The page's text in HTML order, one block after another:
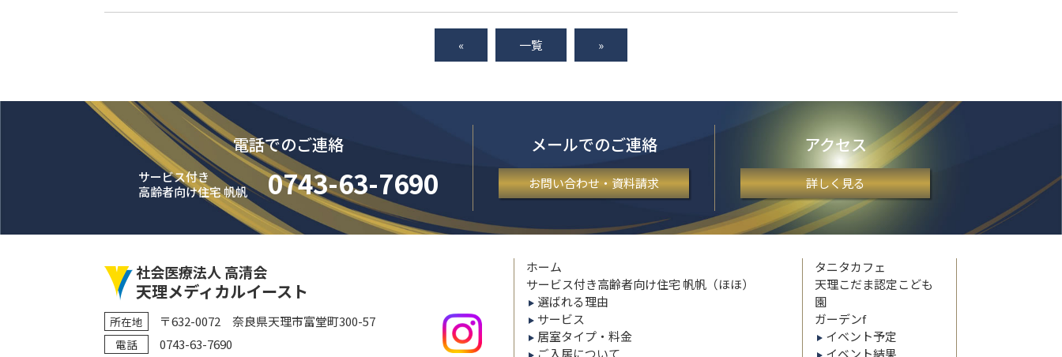
« 一覧 »
電話でのご連絡
サービス付き
高齢者向け住宅 帆帆
0743-63-7690
メールでのご連絡
お問い合わせ・資料請求
アクセス
詳しく見る
社会医療法人 高清会
天理メディカルイースト
所在地 〒632-0072 奈良県天理市富堂町300-57
電話 0743-63-7690
ホーム
サービス付き高齢者向け住宅 帆帆（ほほ）
選ばれる理由
サービス
居室タイプ・料金
タニタカフェ
天理こだま認定こども
園
ガーデンf
イベント予定